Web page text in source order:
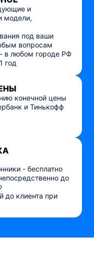
и
модели,
под ваши
вопросам
в любом городе РФ
год
конечной цены
и Тинькофф
- бесплатно
до
до клиента при